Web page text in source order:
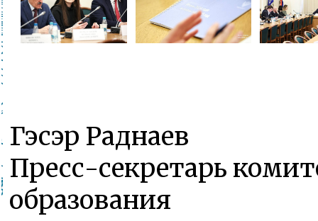
Гэсэр Раднаев
Пресс-секретарь
образования